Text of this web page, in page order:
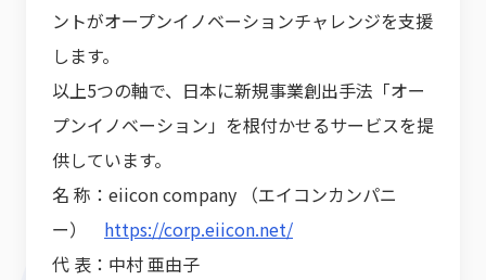
ントがオープンイノベーションチャレンジを支援
します。
以上5つの軸で、日本に新規事業創出手法「オー
プンイノベーション」を根付かせるサービスを提
供しています。
名 称：eiicon company （エイコンカンパニ
ー） https://corp.eiicon.net/
代 表：中村 亜由子